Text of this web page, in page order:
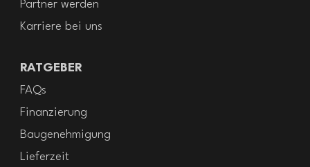
Partner werden
Karriere bei uns
RATGEBER
FAQs
Finanzierung
Baugenehmigung
Lieferzeit